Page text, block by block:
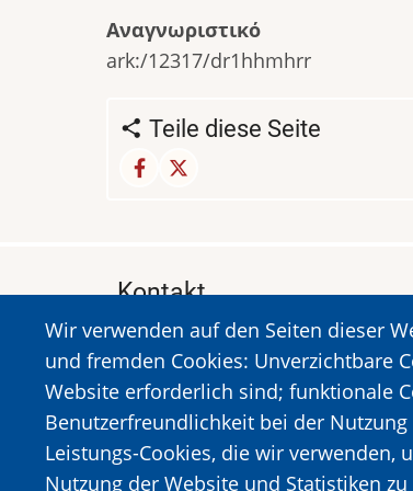
Αναγνωριστικό
ark:/12317/dr1hhmhrr
Teile diese Seite
Wir verwenden auf den Seiten dieser
und fremden Cookies: Unverzichtbare
Website erforderlich sind; funktionale
Benutzerfreundlichkeit bei der
Leistungs-Cookies, die wir verwenden,
Nutzung der Website und Statistiken
Kontakt
MUSEUM DES HOLOCAUSTS
A. Sigros 1-5, Kalavrita, PLZ
Tel:+302692023646,
https://www.dmko.gr ||